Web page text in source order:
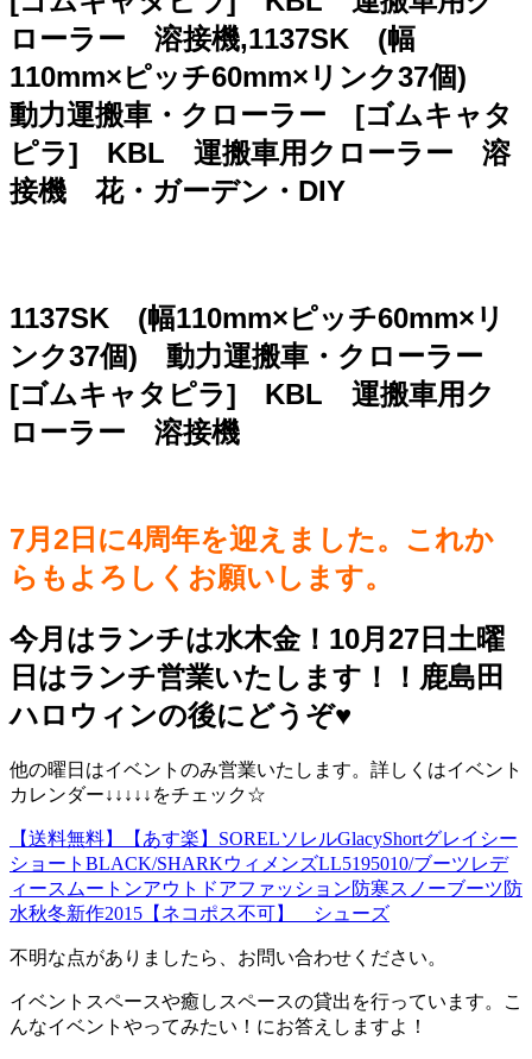
ローラー 溶接機,1137SK (幅
110mm×ピッチ60mm×リンク37個)
動力運搬車・クローラー [ゴムキャタ
ピラ] KBL 運搬車用クローラー 溶
接機 花・ガーデン・DIY
1137SK (幅110mm×ピッチ60mm×リ
ンク37個) 動力運搬車・クローラー
[ゴムキャタピラ] KBL 運搬車用ク
ローラー 溶接機
7月2日に4周年を迎えました。これか
らもよろしくお願いします。
今月はランチは水木金！10月27日土曜
日はランチ営業いたします！！鹿島田
ハロウィンの後にどうぞ♥️
他の曜日はイベントのみ営業いたします。詳しくはイベント
カレンダー↓↓↓↓↓をチェック☆
【送料無料】【あす楽】SORELソレルGlacyShortグレイシー
ショートBLACK/SHARKウィメンズLL5195010/ブーツレデ
ィースムートンアウトドアファッション防寒スノーブーツ防
水秋冬新作2015【ネコポス不可】 シューズ
不明な点がありましたら、お問い合わせください。
イベントスペースや癒しスペースの貸出を行っています。こ
んなイベントやってみたい！にお答えしますよ！